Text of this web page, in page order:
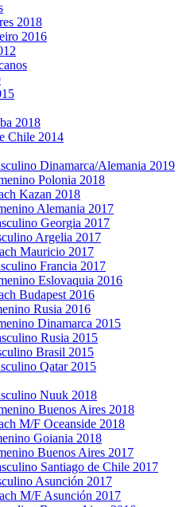
2018
2016
2018
Chile 2014
Dinamarca/Alemania 2019
Polonia 2018
Kazan 2018
Alemania 2017
Georgia 2017
Argelia 2017
Mauricio 2017
Francia 2017
Eslovaquia 2016
Budapest 2016
Rusia 2016
Dinamarca 2015
Rusia 2015
Brasil 2015
Qatar 2015
Nuuk 2018
Buenos Aires 2018
M/F Oceanside 2018
Goiania 2018
Buenos Aires 2017
Santiago de Chile 2017
Asunción 2017
M/F Asunción 2017